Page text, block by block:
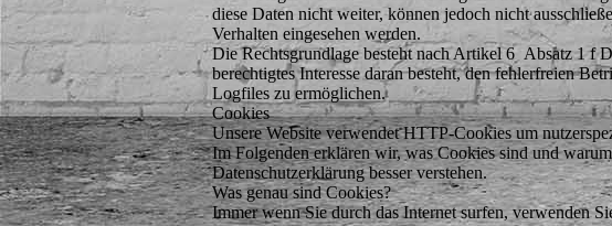
diese Daten nicht weiter, können jedoch nicht
Verhalten eingesehen werden.
Die Rechtsgrundlage besteht nach Artikel 6 Absatz 1 f
berechtigtes Interesse daran besteht, den fehlerfreien
Logfiles zu ermöglichen.
Cookies
Unsere Website verwendet HTTP-Cookies um
Im Folgenden erklären wir, was Cookies sind und
Datenschutzerklärung besser verstehen.
Was genau sind Cookies?
Immer wenn Sie durch das Internet surfen, verwenden